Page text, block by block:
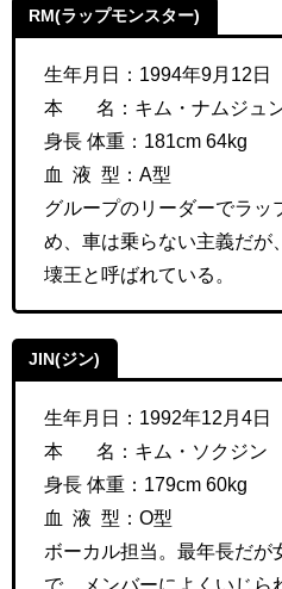
RM(ラップモンスター)
生年月日： 1994年9月12日
本 名： キム・ナムジュ
身長 体重： 181cm 64kg
血 液 型：A型
グループのリーダーでラッ
め、車は乗らない主義だが
壊王と呼ばれている。
JIN(ジン)
生年月日：1992年12月4日
本 名： キム・ソクジン
身長 体重： 179cm 60kg
血 液 型：O型
ボーカル担当。最年長だが
で、メンバーによくいじら